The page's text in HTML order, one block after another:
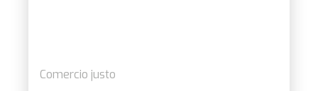
Comercio justo